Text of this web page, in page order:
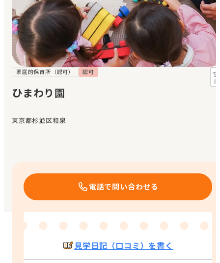
お気に入り
見学日記
メッセージ
おすすめの園
エンクルの特徴と活用方法
家庭的保育所（認可） 認可
ひまわり園
東京都杉並区和泉
電話で問い合わせる
見学日記（口コミ）を書く